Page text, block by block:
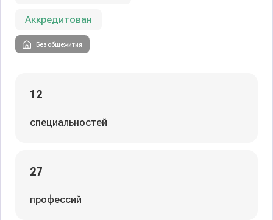
Аккредитован
Без общежития
12
специальностей
27
профессий